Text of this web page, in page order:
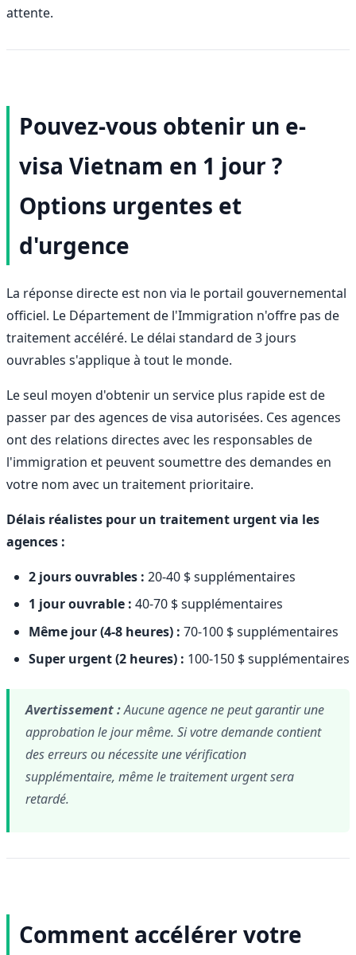
attente.
Pouvez-vous obtenir un e-
visa Vietnam en 1 jour ?
Options urgentes et
d'urgence
La réponse directe est non via le portail gouvernemental
officiel. Le Département de l'Immigration n'offre pas de
traitement accéléré. Le délai standard de 3 jours
ouvrables s'applique à tout le monde.
Le seul moyen d'obtenir un service plus rapide est de
passer par des agences de visa autorisées. Ces agences
ont des relations directes avec les responsables de
l'immigration et peuvent soumettre des demandes en
votre nom avec un traitement prioritaire.
Délais réalistes pour un traitement urgent via les
agences :
2 jours ouvrables : 20-40 $ supplémentaires
1 jour ouvrable : 40-70 $ supplémentaires
Même jour (4-8 heures) : 70-100 $ supplémentaires
Super urgent (2 heures) : 100-150 $ supplémentaires
Avertissement :Aucune agence ne peut garantir une
approbation le jour même. Si votre demande contient
des erreurs ou nécessite une vérification
supplémentaire, même le traitement urgent sera
retardé.
Comment accélérer votre